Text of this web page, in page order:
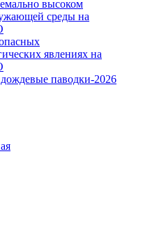
высоком
среды на
явлениях на
паводки-2026